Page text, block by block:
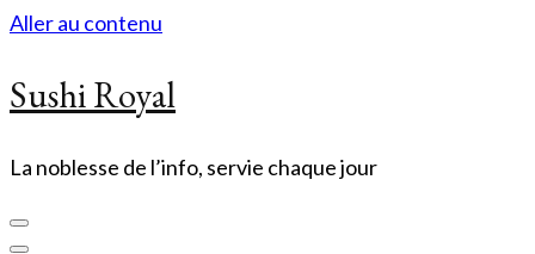
Aller au contenu
Sushi Royal
La noblesse de l’info, servie chaque jour